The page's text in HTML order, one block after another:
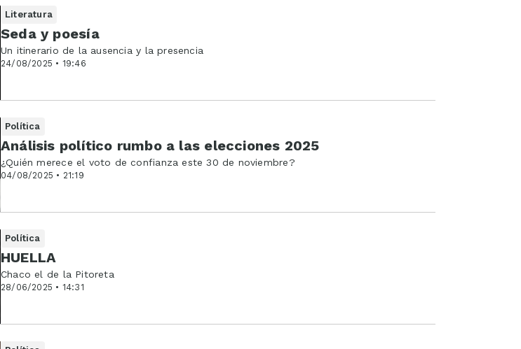
Literatura
24/08/2025 • 19:46
Seda y poesía
Un itinerario de la ausencia y la presencia
Política
04/08/2025 • 21:19
Análisis político rumbo a las elecciones 2025
¿Quién merece el voto de confianza este 30 de noviembre?
Política
28/06/2025 • 14:31
HUELLA
Chaco el de la Pitoreta